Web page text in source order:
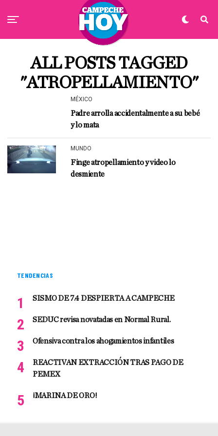
ALL POSTS TAGGED
"ATROPELLAMIENTO"
MÉXICO
Padre arrolla accidentalmente a su bebé
y lo mata
MUNDO
Finge atropellamiento y video lo
desmiente
TENDENCIAS
SISMO DE 7.4 DESPIERTA A CAMPECHE
SEDUC revisa novatadas en Normal Rural.
Ofensiva contra los ahogamientos infantiles
REACTIVAN EXTRACCIÓN TRAS PAGO DE
PEMEX
¡MARINA DE ORO!